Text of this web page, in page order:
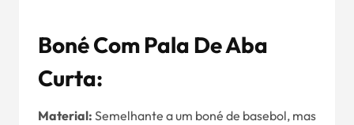
Boné Com Pala De Aba
Curta:
Material: Semelhante a um boné de basebol, mas